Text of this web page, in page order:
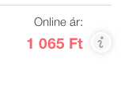
Online ár:
1 065 Ft